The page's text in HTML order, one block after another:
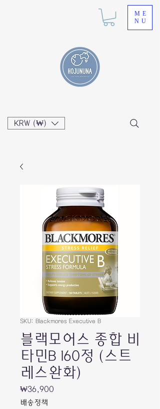
ME
NU
KRW (₩)
SKU: Blackmores Executive B
블랙모어스 종합 비
타민B 160정 (스트
레스완화)
₩36,900
배송정책